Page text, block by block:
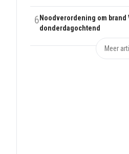
6 Noodverordening om brand
donderdagochtend
Meer